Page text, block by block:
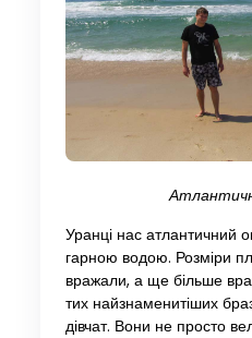
Уранці нас атлантичний
гарною водою. Розміри
вражали, а ще більше
тих найзнаменитіших
дівчат. Вони не просто